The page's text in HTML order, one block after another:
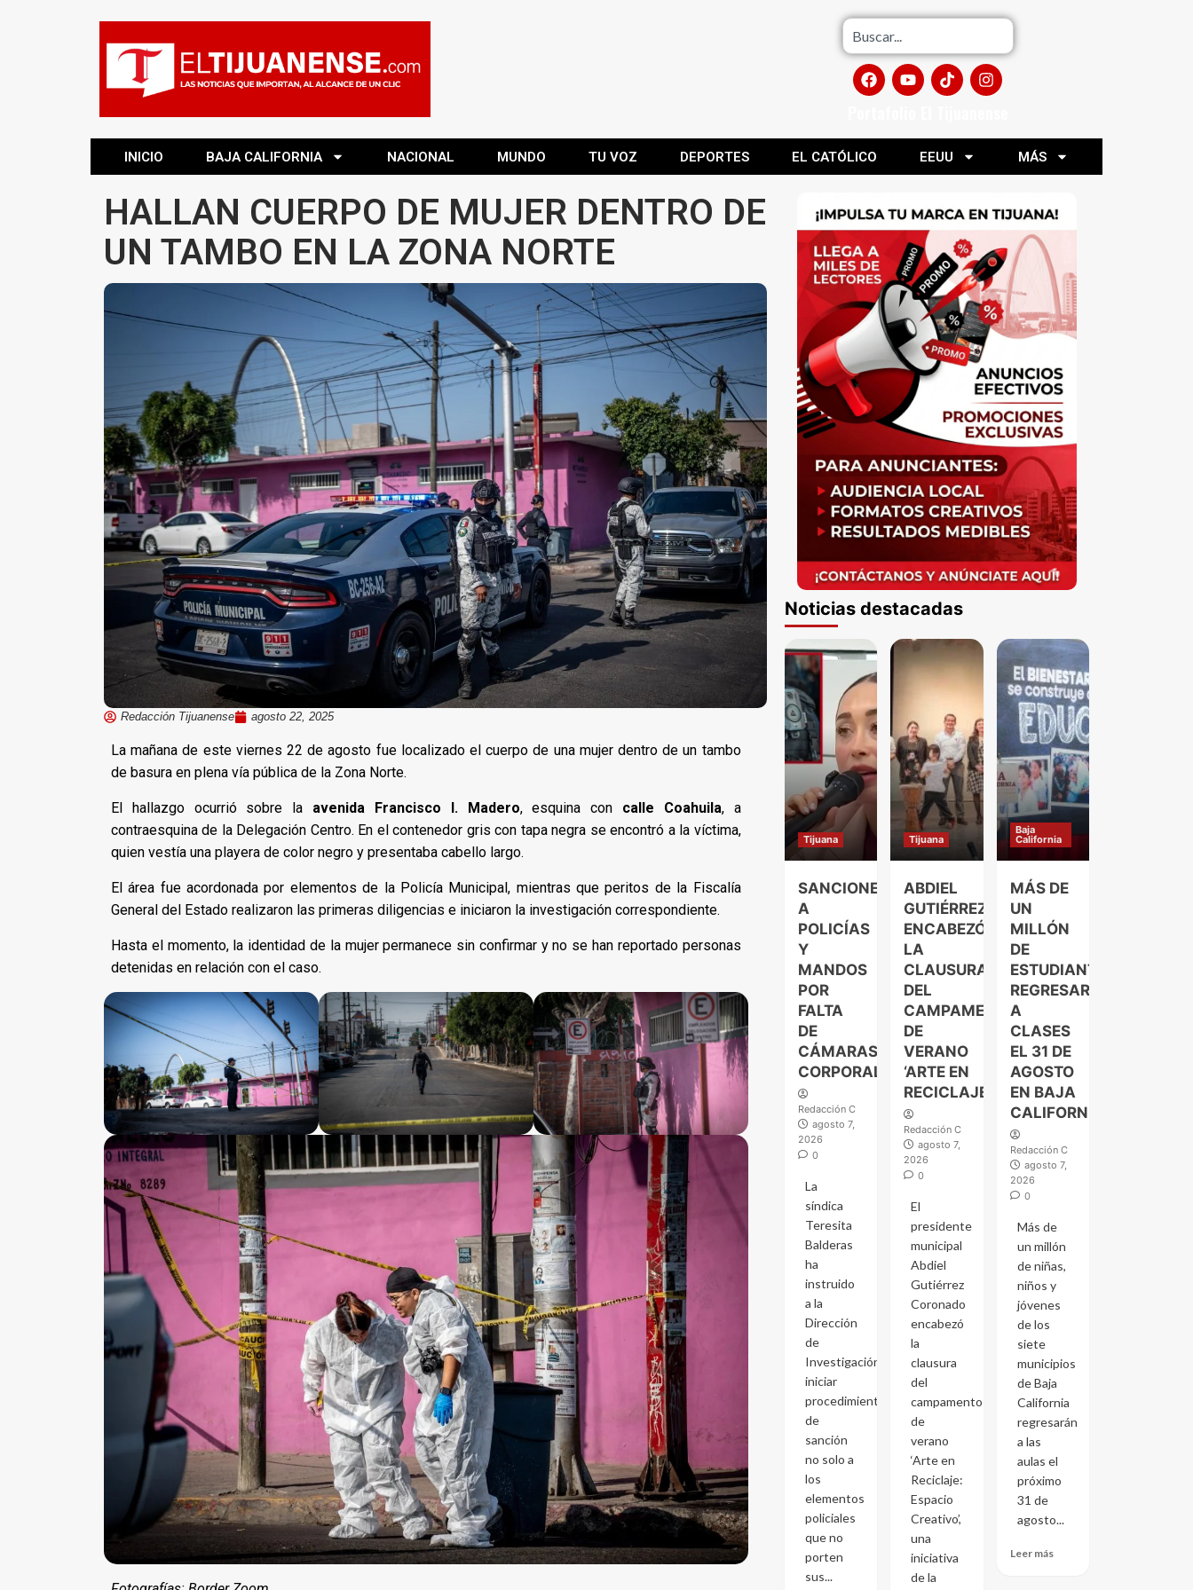
INICIO BAJA CALIFORNIA NACIONAL MUNDO TU VOZ DEPORTES EL CATÓLICO EEUU MÁS
HALLAN CUERPO DE MUJER DENTRO DE
UN TAMBO EN LA ZONA NORTE
Redacción Tijuanense agosto 22, 2025
La mañana de este viernes 22 de agosto fue localizado el cuerpo de una mujer dentro de un tambo
de basura en plena vía pública de la Zona Norte.
El hallazgo ocurrió sobre la avenida Francisco I. Madero, esquina con calle Coahuila, a
contraesquina de la Delegación Centro. En el contenedor gris con tapa negra se encontró a la víctima,
quien vestía una playera de color negro y presentaba cabello largo.
El área fue acordonada por elementos de la Policía Municipal, mientras que peritos de la Fiscalía
General del Estado realizaron las primeras diligencias e iniciaron la investigación correspondiente.
Hasta el momento, la identidad de la mujer permanece sin confirmar y no se han reportado personas
detenidas en relación con el caso.
Noticias destacadas
Tijuana
SANCIONES
A
POLICÍAS
Y
MANDOS
POR
FALTA
DE
CÁMARAS
CORPORALES
Redacción C
agosto 7,
2026
0
La
síndica
Teresita
Balderas
ha
instruido
a la
Dirección
de
Investigación
iniciar
procedimientos
de
sanción
no solo a
los
elementos
policiales
que no
porten
sus...
Tijuana
ABDIEL
GUTIÉRREZ
ENCABEZÓ
LA
CLAUSURA
DEL
CAMPAMENTO
DE
VERANO
‘ARTE EN
RECICLAJE’
Redacción C
agosto 7,
2026
0
El
presidente
municipal
Abdiel
Gutiérrez
Coronado
encabezó
la
clausura
del
campamento
de
verano
‘Arte en
Reciclaje:
Espacio
Creativo’,
una
iniciativa
de la
Baja
California
MÁS DE
UN
MILLÓN
DE
ESTUDIANTES
REGRESARÁN
A
CLASES
EL 31 DE
AGOSTO
EN BAJA
CALIFORNIA
Redacción C
agosto 7,
2026
0
Más de
un millón
de niñas,
niños y
jóvenes
de los
siete
municipios
de Baja
California
regresarán
a las
aulas el
próximo
31 de
agosto...
Leer más